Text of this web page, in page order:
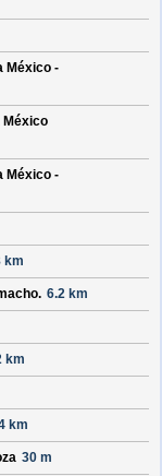
México -
México
México -
km
. 6.2 km
km
km
30 m